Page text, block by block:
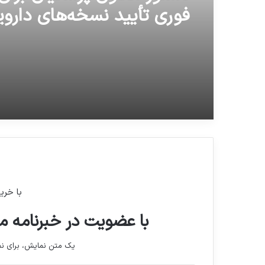
پیش‌بینی افزایش کمبود
با
با عضویت در خبرنامه
یک متن نمایش،